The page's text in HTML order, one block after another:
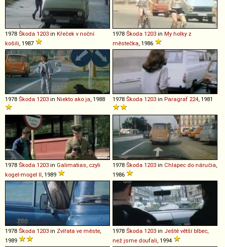
1978 Škoda 1203 in Křeček v noční
košili , 1987
1978 Škoda 1203 in My holky z
městečka , 1986
1978 Škoda 1203 in Niekto ako ja, 1988 1978 Škoda 1203 in Paragraf 224, 1981
1978 Škoda 1203 in Galimatias, czyli
kogel-mogel II, 1989
1978 Škoda 1203 in Chlapec do náručia,
1986
1978 Škoda 1203 in Zvířata ve měste,
1989
1978 Škoda 1203 in Ještě větší blbec,
než jsme doufali, 1994